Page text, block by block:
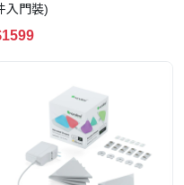
入門裝)